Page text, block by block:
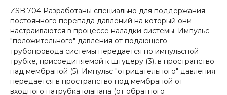
ZSB.704 Разработаны специально для поддержания
постоянного перепада давлений на который они
настраиваются в процессе наладки системы. Импульс
"положительного" давления от подающего
трубопровода системы передается по импульсной
трубке, присоединяемой к штуцеру (3), в пространство
над мембраной (5). Импульс "отрицательного" давления
передается в пространство под мембраной от
входного патрубка клапана (от обратного